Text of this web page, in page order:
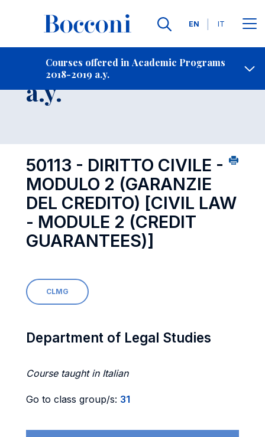
Languages
EN IT
Courses offered in Academic Programs
2018-2019 a.y.
Contact Us
Course 2018-2019
a.y.
50113 - DIRITTO CIVILE -
MODULO 2 (GARANZIE
DEL CREDITO) [CIVIL LAW
- MODULE 2 (CREDIT
GUARANTEES)]
CLMG
Department of Legal Studies
Course taught in Italian
Go to class group/s: 31